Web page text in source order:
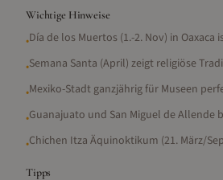
Wichtige Hinweise
•Día de los Muertos (1.-2. Nov) in Oaxaca
•Semana Santa (April) zeigt religiöse
•Mexiko-Stadt ganzjährig für Museen
•Guanajuato und San Miguel de Allende
•Chichen Itza Äquinoktikum (21. März/
Tipps